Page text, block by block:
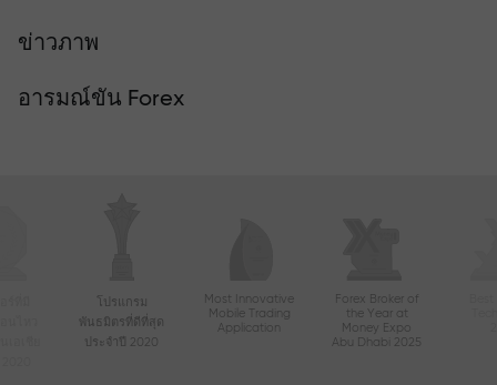
ข่าวภาพ
อารมณ์ขัน Forex
โปรแกรม
พันธมิตรที่ดีที่สุด
ประจำปี 2020
Most Innovative
Mobile Trading
Application
Forex Broker of
the Year at
Money Expo
Abu Dhabi 2025